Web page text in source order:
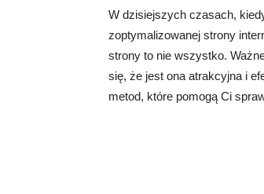
W dzisiejszych czasach,
zoptymalizowanej strony
strony to nie wszystko.
się, że jest ona atrakcyjna i
metod, które pomogą Ci